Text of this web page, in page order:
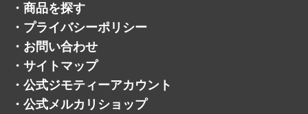
・ 商品を探す
・ プライバシーポリシー
・ お問い合わせ
・ サイトマップ
・ 公式ジモティーアカウント
・ 公式メルカリショップ